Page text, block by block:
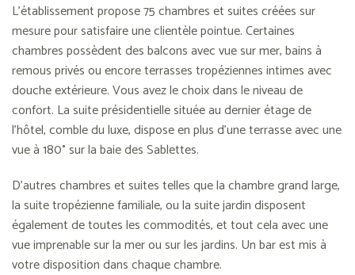
L’établissement propose 75 chambres et suites créées sur
mesure pour satisfaire une clientèle pointue. Certaines
chambres possèdent des balcons avec vue sur mer, bains à
remous privés ou encore terrasses tropéziennes intimes avec
douche extérieure. Vous avez le choix dans le niveau de
confort. La suite présidentielle située au dernier étage de
l’hôtel, comble du luxe, dispose en plus d’une terrasse avec une
vue à 180° sur la baie des Sablettes.
D’autres chambres et suites telles que la chambre grand large,
la suite tropézienne familiale, ou la suite jardin disposent
également de toutes les commodités, et tout cela avec une
vue imprenable sur la mer ou sur les jardins. Un bar est mis à
votre disposition dans chaque chambre.